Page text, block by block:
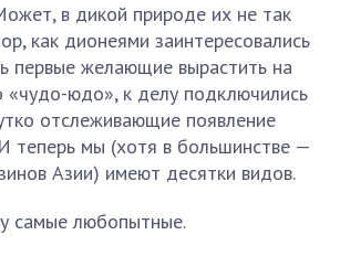
в дикой природе их не так
как дионеями заинтересовались
первые желающие вырастить на
«чудо-юдо», к делу подключились
отслеживающие появление
теперь мы (хотя в большинстве —
Азии) имеют десятки видов.
самые любопытные.